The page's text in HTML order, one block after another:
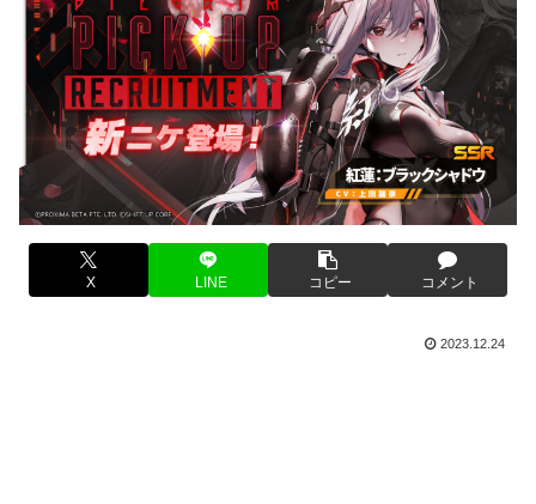
X LINE コピー コメント
2023.12.24